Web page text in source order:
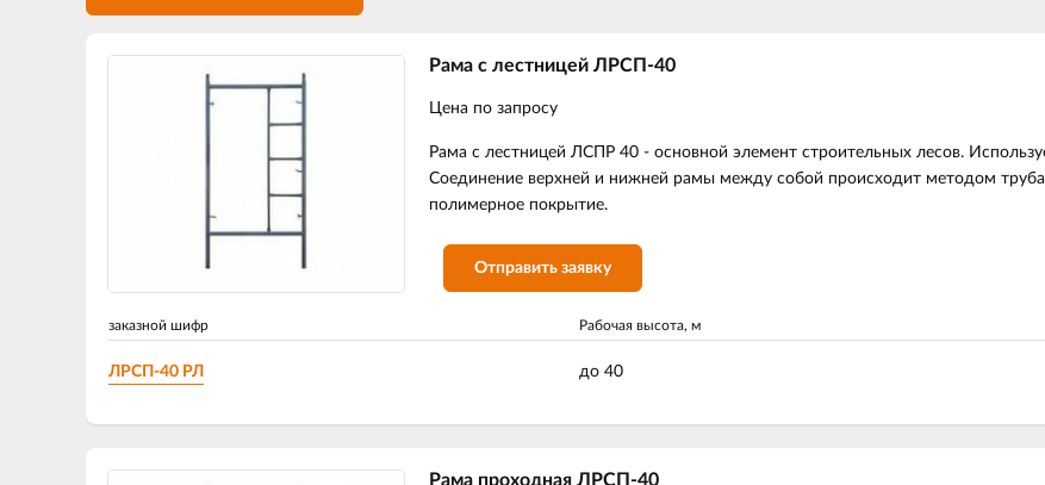
Рама с лестницей ЛРСП-40
Цена по запросу
Рама с лестницей ЛСПР 40 - основной элемент строительных лесов.
Соединение верхней и нижней рамы между собой происходит методом
полимерное покрытие.
Отправить заявку
заказной шифр Рабочая высота, м
ЛРСП-40 РЛ до 40
Рама проходная ЛРСП-40